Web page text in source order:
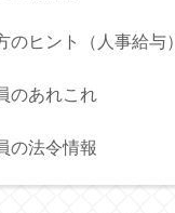
のヒント（人事給与）
のあれこれ
の法令情報